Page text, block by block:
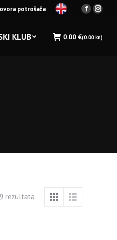
potrošača
Facebook
in
in
KLUB 0.00 €(0.00 kn)
rezultata